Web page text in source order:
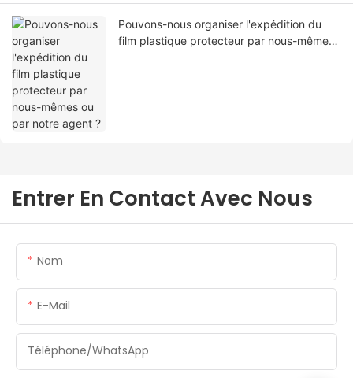
Pouvons-nous organiser l'expédition du
film plastique protecteur par nous-mêmes
Entrer En Contact Avec Nous
Nom
E-Mail
Téléphone/WhatsApp